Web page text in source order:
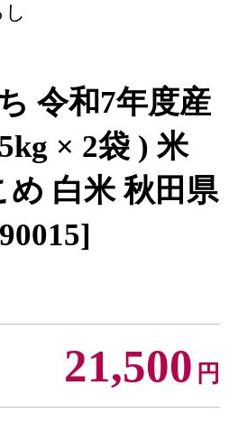
令和7年度産
× 2袋 ) 米
め 白米 秋田県
21,500 円